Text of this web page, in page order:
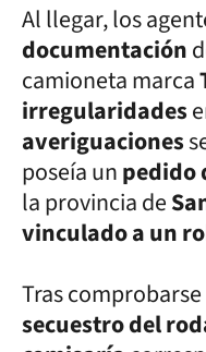
Al llegar, los
documentación
camioneta marca
irregularidades
averiguaciones
poseía unpedido
la provincia de
vinculado a un
Tras
secuestro del